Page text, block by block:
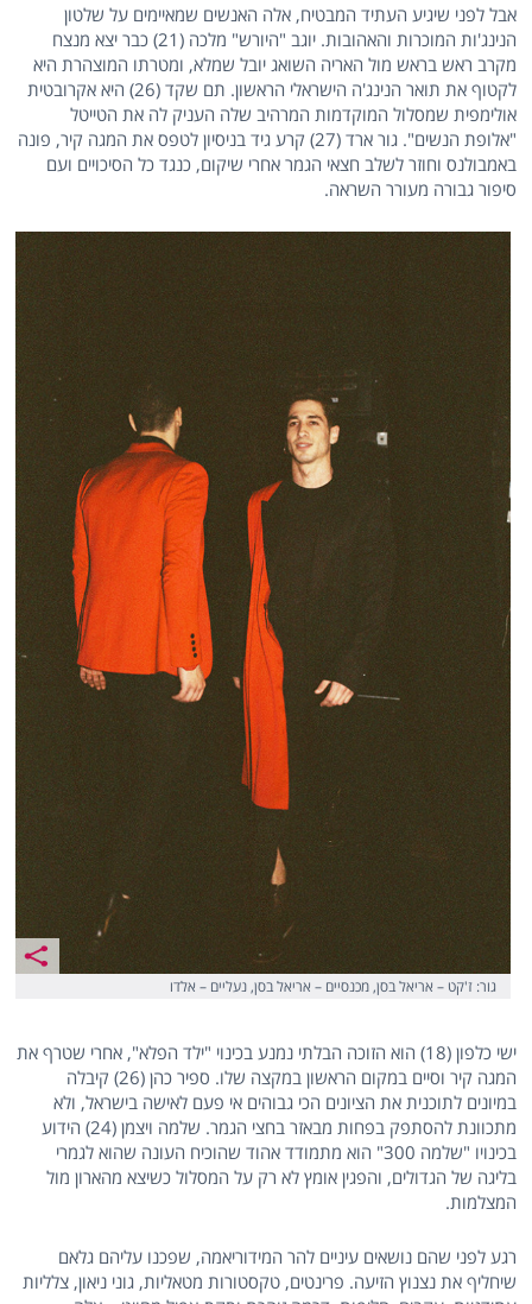
אבל לפני שיגיע העתיד המבטיח, אלה האנשים שמאיימים על שלטון
הנינג'ות המוכרות והאהובות.יוגב "היורש" מלכה
(21) כבר יצא מנצח
מקרב ראש בראש מול האריה השואג יובל שמלא, ומטרתו המוצהרת היא
לקטוף את תואר הנינג'ה הישראלי הראשון. תם שקד
(26) היא אקרובטית
אולימפית שמסלול המוקדמות המרהיב שלה העניק לה את הטייטל
"אלופת הנשים".גור ארד
(27) קרע גיד בניסיון לטפס את המגה קיר, פונה
באמבולנס וחוזר לשלב חצאי הגמר אחרי שיקום, כנגד כל הסיכויים ועם
סיפור גבורה מעורר השראה.
גור: ז'קט – אריאל בסן, מכנסיים – אריאל בסן, נעליים – אלדו
ישי כלפון
(18) הוא הזוכה הבלתי נמנע בכינוי "ילד הפלא", אחרי שטרף את
המגה קיר וסיים במקום הראשון במקצה שלו. ספיר כהן
(26) קיבלה
במיונים לתוכנית את הציונים הכי גבוהים אי פעם לאישה בישראל, ולא
מתכוונת להסתפק בפחות מבאזר בחצי הגמר. שלמה ויצמן
(24) הידוע
בכינויו "שלמה 300" הוא מתמודד אהוד שהוכיח העונה שהוא לגמרי
בליגה של הגדולים, והפגין אומץ לא רק על המסלול כשיצא מהארון מול
המצלמות.
רגע לפני שהם נושאים עיניים להר המידוריאמה, שפכנו עליהם גלאם
שיחליף את נצנוץ הזיעה. פרינטים, טקסטורות מטאליות, גוני ניאון, צלליות